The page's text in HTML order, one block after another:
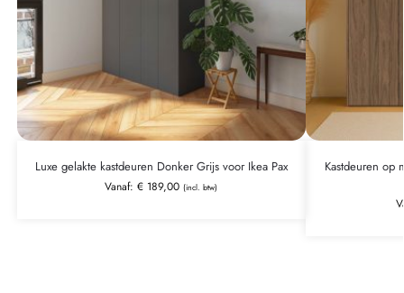
Luxe gelakte kastdeuren Donker Grijs voor Ikea Pax
Vanaf:€ 189,00 (incl. btw)
Kastdeuren op